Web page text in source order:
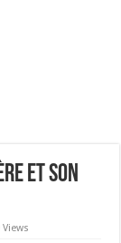
Et Son
Views